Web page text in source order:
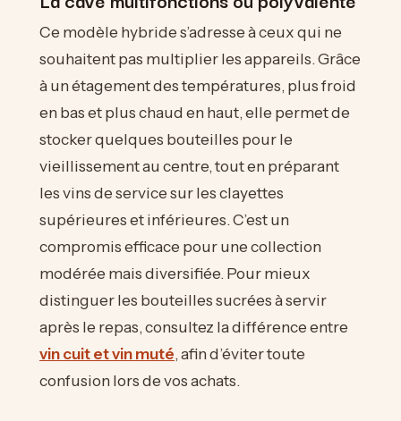
Ce modèle hybride s’adresse à ceux qui ne
souhaitent pas multiplier les appareils. Grâce
à un étagement des températures, plus froid
en bas et plus chaud en haut, elle permet de
stocker quelques bouteilles pour le
vieillissement au centre, tout en préparant
les vins de service sur les clayettes
supérieures et inférieures. C’est un
compromis efficace pour une collection
modérée mais diversifiée. Pour mieux
distinguer les bouteilles sucrées à servir
après le repas, consultez la différence entre
vin cuit et vin muté, afin d’éviter toute
confusion lors de vos achats.